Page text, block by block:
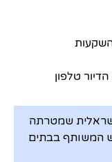
טלפון
שמטרתה
המשותף בבתים